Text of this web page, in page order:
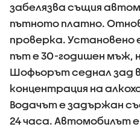
забелязва същия
пътното платно.
проверка. Установено
път е 30-годишен мъж,
Шофьорът седнал зад
концентрация на
Водачът е задържан
24 часа. Автомобилът е